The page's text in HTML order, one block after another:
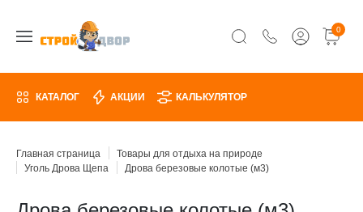
0
КАТАЛОГ АКЦИИ КАЛЬКУЛЯТОР
Главная страница
Товары для отдыха на природе
Уголь Дрова Щепа
Дрова березовые колотые (м3)